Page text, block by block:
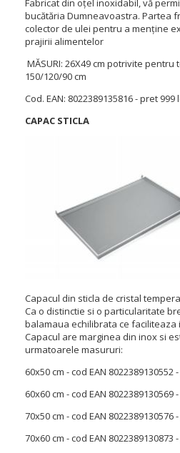
Fabricat din oțel inoxidabil, vă
bucătăria Dumneavoastra. Partea
colector de ulei pentru a menține
prajirii alimentelor
MĂSURI: 26X49 cm potrivite
150/120/90 cm
Cod. EAN: 8022389135816 - pret 999
CAPAC STICLA
Capacul din sticla de cristal
Ca o distinctie si o particularitate
balamaua echilibrata ce
Capacul are marginea din inox si
urmatoarele masururi:
60x50 cm - cod EAN 8022389130552
60x60 cm - cod EAN 8022389130569
70x50 cm - cod EAN 8022389130576
70x60 cm - cod EAN 8022389130873